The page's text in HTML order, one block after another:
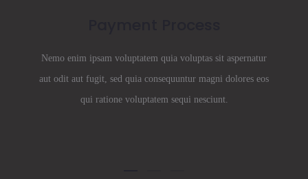
Nemo enim ipsam voluptatem quia voluptas sit aspernatur
aut odit aut fugit, sed quia consequuntur magni dolores eos
qui ratione voluptatem sequi nesciunt.